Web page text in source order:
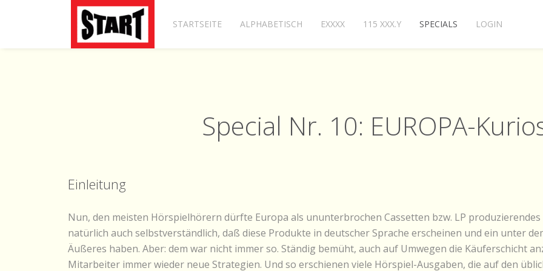
STARTSEITE ALPHABETISCH EXXXX 115 XXX.Y SPECIALS LOGIN
Special Nr. 10: EUROPA-
Einleitung
Nun, den meisten Hörspielhörern dürfte Europa als ununterbrochen Cassetten bzw. LP
natürlich auch selbstverständlich, daß diese Produkte in deutscher Sprache erscheinen und ein unter
Äußeres haben. Aber: dem war nicht immer so. Ständig bemüht, auch auf Umwegen die Käuferschicht
Mitarbeiter immer wieder neue Strategien. Und so erschienen viele Hörspiel-Ausgaben, die auf den